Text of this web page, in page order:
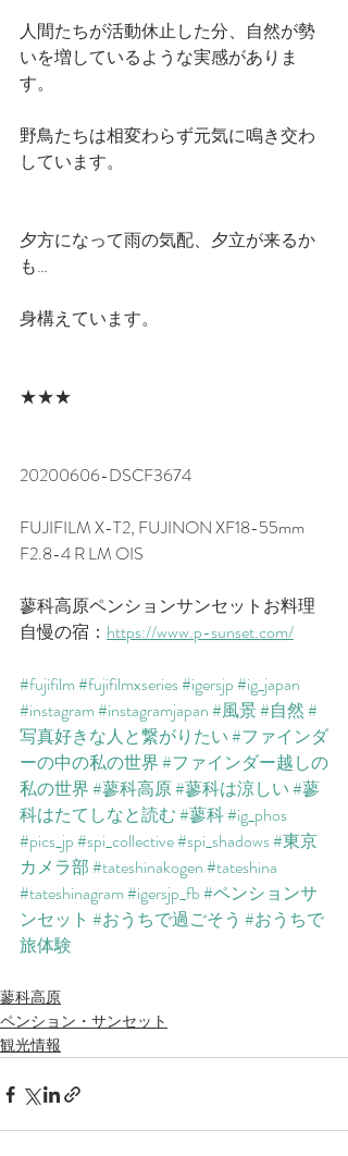
人間たちが活動休止した分、自然が勢
いを増しているような実感がありま
す。
野鳥たちは相変わらず元気に鳴き交わ
しています。
夕方になって雨の気配、夕立が来るか
も…
身構えています。
★★★
20200606-DSCF3674
FUJIFILM X-T2, FUJINON XF18-55mm
F2.8-4 R LM OIS
蓼科高原ペンションサンセットお料理
自慢の宿：​ https://www.p-sunset.com/​
#fujifilm#fujifilmxseries#igersjp#ig_japan
#instagram#instagramjapan#風景#自然#
写真好きな人と繋がりたい#ファインダ
ーの中の私の世界#ファインダー越しの
私の世界#蓼科高原#蓼科は涼しい#蓼
科はたてしなと読む#蓼科#ig_phos
#pics_jp#spi_collective#spi_shadows#東京
カメラ部#tateshinakogen#tateshina
#tateshinagram#igersjp_fb#ペンションサ
ンセット #おうちで過ごそう #おうちで
旅体験
蓼科高原
ペンション・サンセット
観光情報